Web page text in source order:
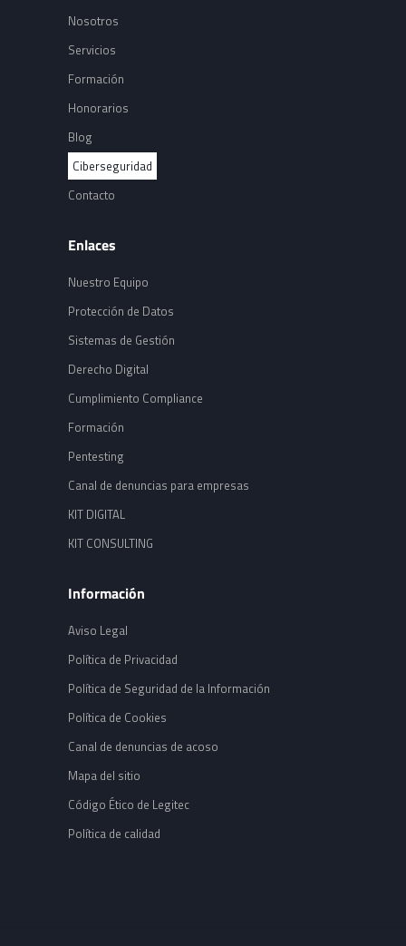
Nosotros
Servicios
Formación
Honorarios
Blog
Ciberseguridad
Contacto
Enlaces
Nuestro Equipo
Protección de Datos
Sistemas de Gestión
Derecho Digital
Cumplimiento Compliance
Formación
Pentesting
Canal de denuncias para empresas
KIT DIGITAL
KIT CONSULTING
Información
Aviso Legal
Política de Privacidad
Política de Seguridad de la Información
Política de Cookies
Canal de denuncias de acoso
Mapa del sitio
Código Ético de Legitec
Política de calidad